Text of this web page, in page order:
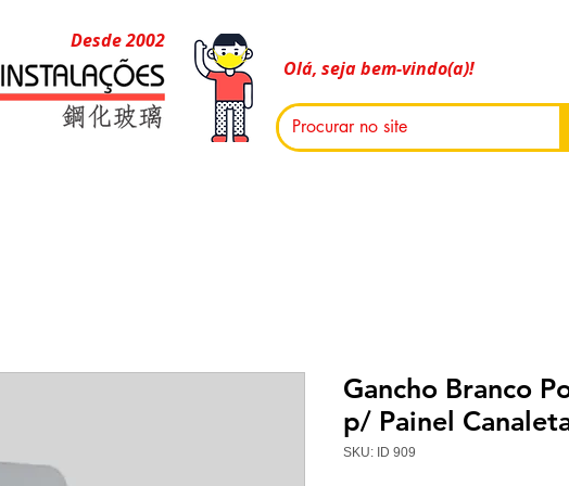
Gancho Branco
p/ Painel
SKU: ID 909
Desde 2002
Olá, seja bem-vindo(a)!